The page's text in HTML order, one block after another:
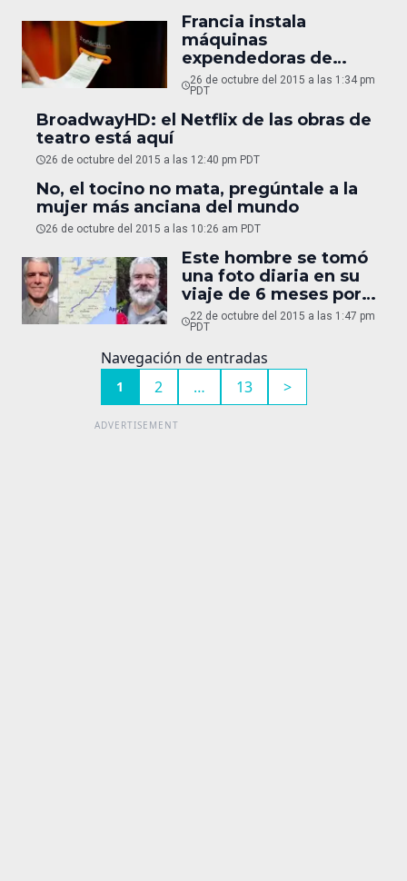
Francia instala
máquinas
expendedoras de
historias cortas en
lugares públicos
26 de octubre del 2015 a las 1:34 pm
PDT
BroadwayHD: el Netflix de las obras de
teatro está aquí
26 de octubre del 2015 a las 12:40 pm PDT
No, el tocino no mata, pregúntale a la
mujer más anciana del mundo
26 de octubre del 2015 a las 10:26 am PDT
Este hombre se tomó
una foto diaria en su
viaje de 6 meses por
los montes Apalaches
22 de octubre del 2015 a las 1:47 pm
PDT
Navegación de entradas
1 2 … 13 >